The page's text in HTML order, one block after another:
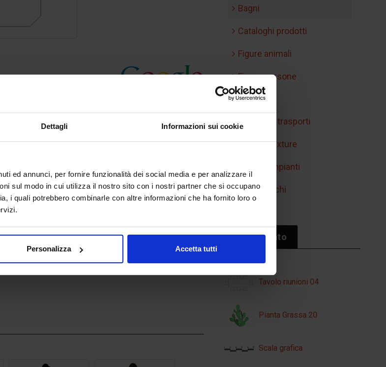
Dettagli Informazioni sui cookie
ed annunci, per fornire funzionalità dei social media e per analizzare il
sul modo in cui utilizza il nostro sito con i nostri partner che si occupano
i quali potrebbero combinarle con altre informazioni che ha fornito loro o
Personalizza Accetta tutti
Bagni
Cataloghi prodotti
Figure animali
Figure persone
Handicap
Mobilità e trasporti
Retini e texture
Simboli impianti
Sport/giochi
Il più cliccato
Tavolo riunioni 04
Pianta Grassa 20
Scala grafica